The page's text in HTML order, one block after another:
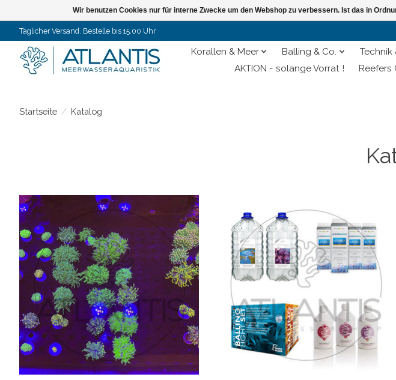
Täglicher Versand. Bestelle bis 15.00 Uhr
Korallen & Meer Balling & Co.
AKTION - solange Vorrat !
Reefers
Startseite / Katalog
Wir benutzen Cookies nur für interne Zwecke um den Webshop zu verbessern. Ist das in